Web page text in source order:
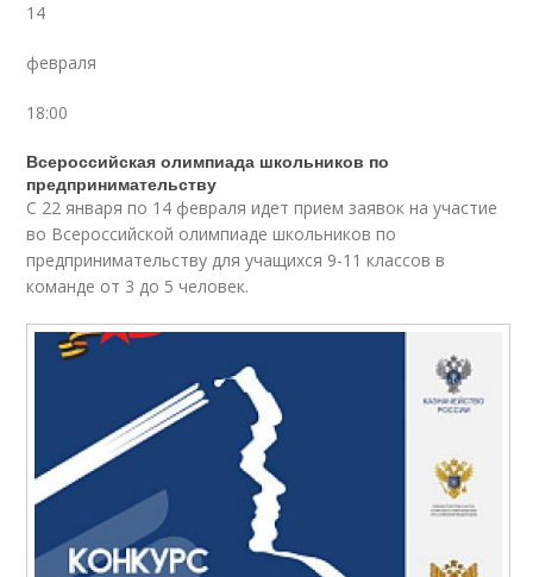
14
февраля
18:00
Всероссийская олимпиада школьников по
предпринимательству
С 22 января по 14 февраля идет прием заявок на участие
во Всероссийской олимпиаде школьников по
предпринимательству для учащихся 9-11 классов в
команде от 3 до 5 человек.